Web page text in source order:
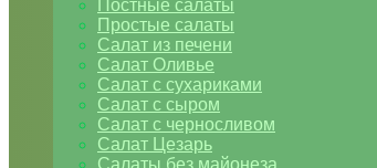
Постные салаты
Простые салаты
Салат из печени
Салат Оливье
Салат с сухариками
Салат с сыром
Салат с черносливом
Салат Цезарь
Салаты без майонеза